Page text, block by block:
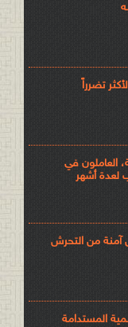
تضرراً
العاملون في
أشهر
آمنة من التحرش
المستدامة